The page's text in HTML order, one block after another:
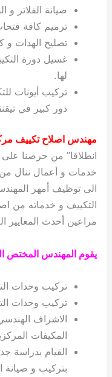
صيانة الفلاتر
ترميم كافة
تصليح الهدات
غسيل دورة
لها.
تركيب أيونات
دور كبير في
مهندس اصلاح تكييف
انطلاقا” من حرصنا
خدمات و أعمال ننال من
الى توظيف أمهر
التكييف و خدماته من
مراعين أحدث المعايير
يقوم المهندس المختص
تركيب وحدات
تركيب وحدات
الاشراف
المكيفات
القيام بدراسة
بتركيب و صيانة